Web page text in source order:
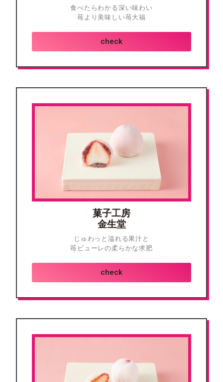
食べたらわかる深い味わい
苺より美味しい苺大福
check
菓子工房
金生堂
じゅわっと溢れる果汁と
苺ピューレの柔らかな求肥
check